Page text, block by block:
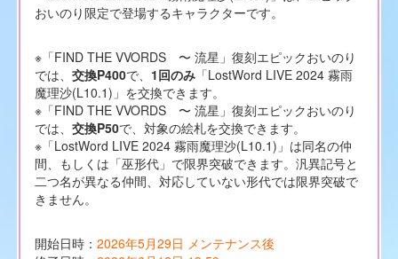
おいのり限定で登場するキャラクターです。
※「FIND THE VVORDS 〜 流星」復刻エピックおいのり
では、 交換P400で、 1回のみ「LostWord LIVE 2024 霧雨
魔理沙(L10.1)」を交換できます。
※「FIND THE VVORDS 〜 流星」復刻エピックおいのり
では、 交換P50で、対象の絵札を交換できます。
※「LostWord LIVE 2024 霧雨魔理沙(L10.1)」は同名の仲
間、もしくは「巫形代」で限界突破できます。汎異記号と
二つ名が異なる仲間、対応していない形代では限界突破で
きません。
開始日時： 2026年5月29日 メンテナンス後